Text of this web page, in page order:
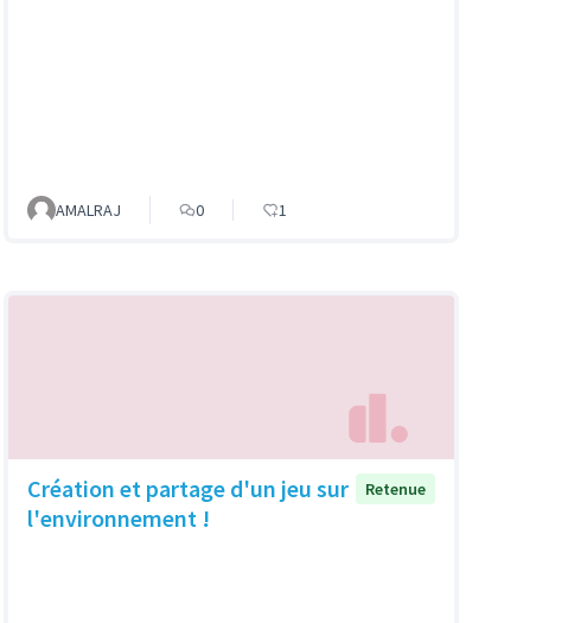
AMALRAJ 0 1
Création et partage d'un jeu sur
l'environnement !
Retenue